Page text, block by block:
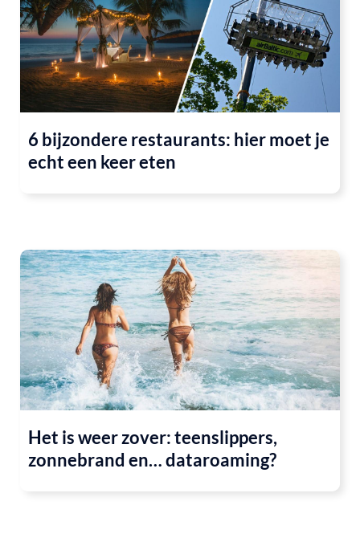
6 bijzondere restaurants: hier moet je
echt een keer eten
Het is weer zover: teenslippers,
zonnebrand en… dataroaming?